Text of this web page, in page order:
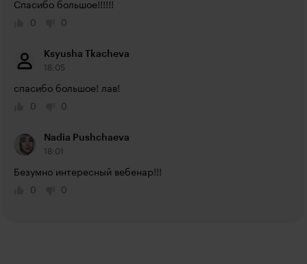
Спасибо большое!!!!!!
0
0
Ksyusha Tkacheva
18:05
спасибо большое! лав!
0
0
Nadia Pushchaeva
18:01
Безумно интересный вебенар!!!
0
0